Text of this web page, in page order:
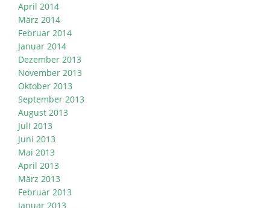
April 2014
März 2014
Februar 2014
Januar 2014
Dezember 2013
November 2013
Oktober 2013
September 2013
August 2013
Juli 2013
Juni 2013
Mai 2013
April 2013
März 2013
Februar 2013
Januar 2013